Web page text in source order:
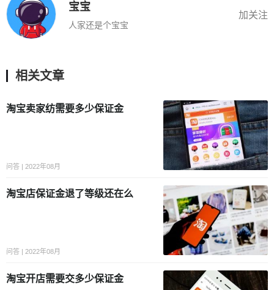
宝宝
人家还是个宝宝
加关注
相关文章
淘宝卖家纺需要多少保证金
问答 | 2022年08月
淘宝店保证金退了等级还在么
问答 | 2022年08月
淘宝开店需要交多少保证金